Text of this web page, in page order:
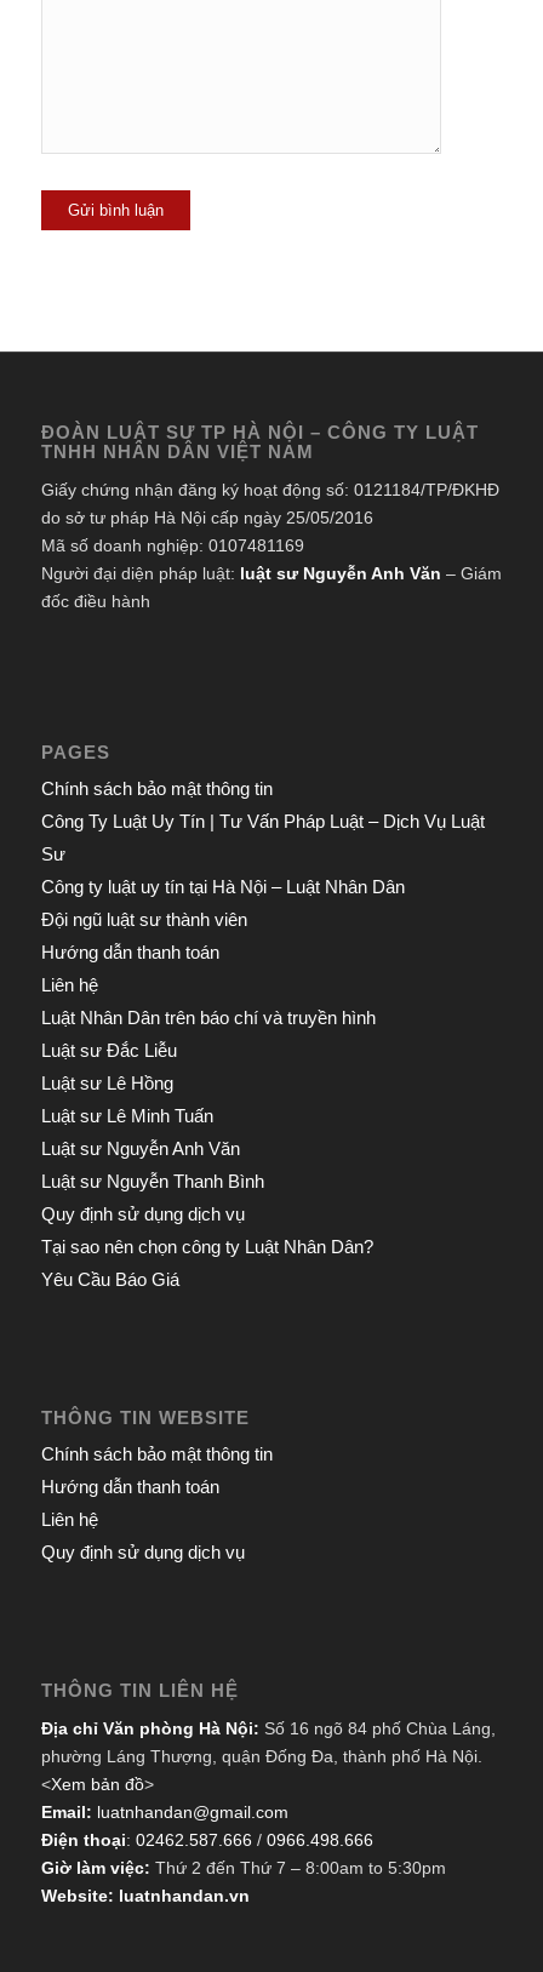
ĐOÀN LUẬT SƯ TP HÀ NỘI – CÔNG TY LUẬT
TNHH NHÂN DÂN VIỆT NAM
Giấy chứng nhận đăng ký hoạt động số: 0121184/TP/ĐKHĐ
do sở tư pháp Hà Nội cấp ngày 25/05/2016
Mã số doanh nghiệp: 0107481169
Người đại diện pháp luật: luật sư Nguyễn Anh Văn – Giám
đốc điều hành
PAGES
Chính sách bảo mật thông tin
Công Ty Luật Uy Tín | Tư Vấn Pháp Luật – Dịch Vụ Luật
Sư
Công ty luật uy tín tại Hà Nội – Luật Nhân Dân
Đội ngũ luật sư thành viên
Hướng dẫn thanh toán
Liên hệ
Luật Nhân Dân trên báo chí và truyền hình
Luật sư Đắc Liễu
Luật sư Lê Hồng
Luật sư Lê Minh Tuấn
Luật sư Nguyễn Anh Văn
Luật sư Nguyễn Thanh Bình
Quy định sử dụng dịch vụ
Tại sao nên chọn công ty Luật Nhân Dân?
Yêu Cầu Báo Giá
THÔNG TIN WEBSITE
Chính sách bảo mật thông tin
Hướng dẫn thanh toán
Liên hệ
Quy định sử dụng dịch vụ
THÔNG TIN LIÊN HỆ
Địa chỉ Văn phòng Hà Nội: Số 16 ngõ 84 phố Chùa Láng,
phường Láng Thượng, quận Đống Đa, thành phố Hà Nội.
<Xem bản đồ>
Email: luatnhandan@gmail.com
Điện thoại: 02462.587.666 / 0966.498.666
Giờ làm việc: Thứ 2 đến Thứ 7 – 8:00am to 5:30pm
Website: luatnhandan.vn